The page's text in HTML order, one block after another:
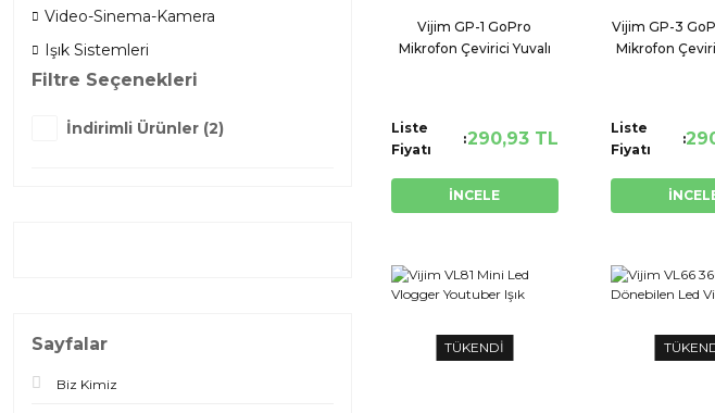
Video-Sinema-Kamera
Işık Sistemleri
Filtre Seçenekleri
İndirimli Ürünler (2)
Sayfalar
Biz Kimiz
Vijim GP-1 GoPro
Mikrofon Çevirici Yuvalı
Liste
Fiyatı
290,93 TL
İNCELE
Vijim GP-3
Mikrofon
Liste
Fiyatı
TÜKENDİ